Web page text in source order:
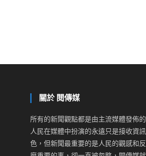
關於 閱傳媒
所有的新聞觀點都是由主流媒體發佈的
人民在媒體中扮演的永遠只是接收資
色，但新聞最重要的是人民的觀感和